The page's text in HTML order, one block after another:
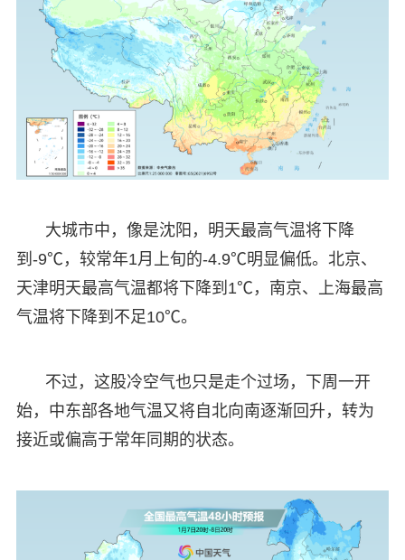
大城市中，像是沈阳，明天最高气温将下降
到-9℃，较常年1月上旬的-4.9℃明显偏低。北京、
天津明天最高气温都将下降到1℃，南京、上海最高
气温将下降到不足10℃。
不过，这股冷空气也只是走个过场，下周一开
始，中东部各地气温又将自北向南逐渐回升，转为
接近或偏高于常年同期的状态。